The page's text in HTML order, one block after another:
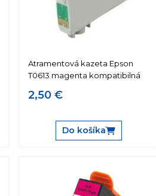
Atramentová kazeta Epson
T0613 magenta kompatibilná
2,50 €
Do košíka